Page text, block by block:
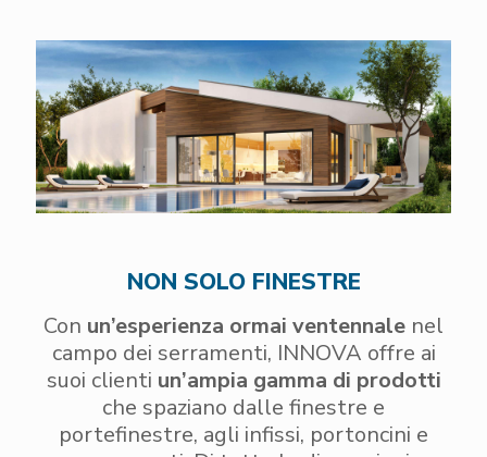
NON SOLO FINESTRE
Con un’esperienza ormai ventennale nel
campo dei serramenti, INNOVA offre ai
suoi clienti un’ampia gamma di prodotti
che spaziano dalle finestre e
portefinestre, agli infissi, portoncini e